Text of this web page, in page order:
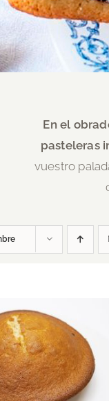
En el
pasteleras
vuestro